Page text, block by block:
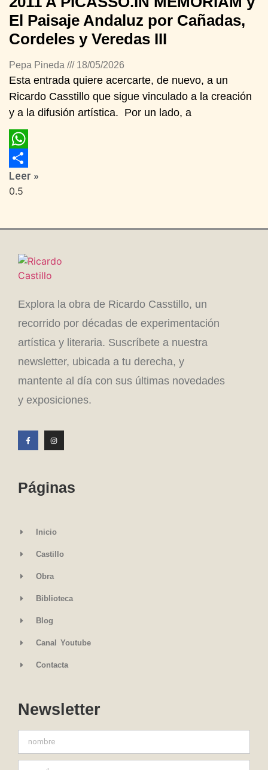
El Paisaje Andaluz por Cañadas,
Cordeles y Veredas III
Pepa Pineda 18/05/2026
Esta entrada quiere acercarte, de nuevo, a un
Ricardo Casstillo que sigue vinculado a la creación
y a la difusión artística. Por un lado, a
WhatsApp
Compartir
Leer »
Explora la obra de Ricardo Casstillo, un
recorrido por décadas de experimentación
artística y literaria. Suscríbete a nuestra
newsletter, ubicada a tu derecha, y
mantente al día con sus últimas novedades
y exposiciones.
Páginas
Inicio
Castillo
Obra
Biblioteca
Blog
Canal Youtube
Contacta
Newsletter